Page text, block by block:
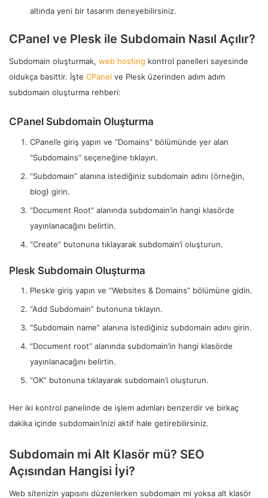
altında yeni bir tasarım deneyebilirsiniz.
CPanel ve Plesk ile Subdomain Nasıl Açılır?
Subdomain oluşturmak, web hosting kontrol panelleri sayesinde
oldukça basittir. İşte CPanel ve Plesk üzerinden adım adım
subdomain oluşturma rehberi:
CPanel Subdomain Oluşturma
CPanel’e giriş yapın ve “Domains” bölümünde yer alan
“Subdomains” seçeneğine tıklayın.
“Subdomain” alanına istediğiniz subdomain adını (örneğin,
blog) girin.
“Document Root” alanında subdomain’in hangi klasörde
yayınlanacağını belirtin.
“Create” butonuna tıklayarak subdomain’i oluşturun.
Plesk Subdomain Oluşturma
Plesk’e giriş yapın ve “Websites & Domains” bölümüne gidin.
“Add Subdomain” butonuna tıklayın.
“Subdomain name” alanına istediğiniz subdomain adını girin.
“Document root” alanında subdomain’in hangi klasörde
yayınlanacağını belirtin.
“OK” butonuna tıklayarak subdomain’i oluşturun.
Her iki kontrol panelinde de işlem adımları benzerdir ve birkaç
dakika içinde subdomain’inizi aktif hale getirebilirsiniz.
Subdomain mi Alt Klasör mü? SEO
Açısından Hangisi İyi?
Web sitenizin yapısını düzenlerken subdomain mi yoksa alt klasör